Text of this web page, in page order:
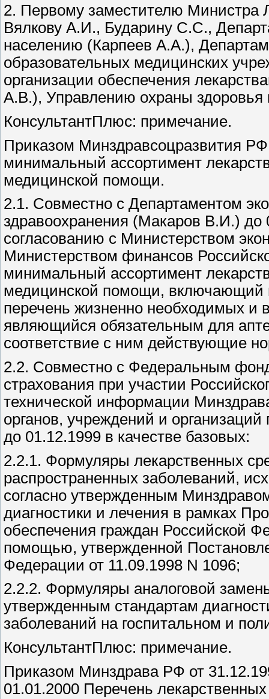
2. Первому заместителю Министра
Вялкову А.И., Бударину С.С.,
населению (Карпеев А.А.),
образовательных медицинских
организации обеспечения
А.В.), Управлению охраны
КонсультантПлюс: примечание.
Приказом Минздравсоцразвития
минимальный ассортимент
медицинской помощи.
2.1. Совместно с Департаментом
здравоохранения (Макаров В.И.) до
согласованию с Министерством
Министерством финансов
минимальный ассортимент
медицинской помощи, включающий
перечень жизненно необходимых и
являющийся обязательным для
соответствие с ним действующие
2.2. Совместно с Федеральным
страхования при участии
технической информации
органов, учреждений и
до 01.12.1999 в качестве базовых:
2.2.1. Формуляры лекарственных
распространенных заболеваний,
согласно утвержденным
диагностики и лечения в рамках
обеспечения граждан Российской
помощью, утвержденной
Федерации от 11.09.1998 N 1096;
2.2.2. Формуляры аналоговой
утвержденным стандартам
заболеваний на госпитальном и
КонсультантПлюс: примечание.
Приказом Минздрава РФ от
01.01.2000 Перечень